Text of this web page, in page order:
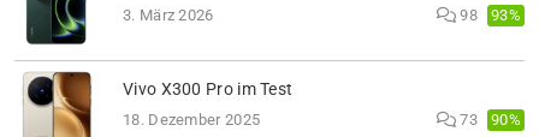
3. März 2026 98 93%
Vivo X300 Pro im Test
18. Dezember 2025 73 90%